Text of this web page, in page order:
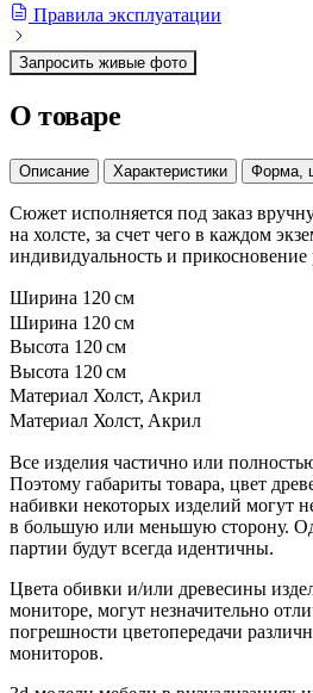
Правила эксплуатации
Запросить живые фото
О товаре
Описание Характеристики Форма,
Сюжет исполняется под заказ
на холсте, за счет чего в каждом
индивидуальность и
Ширина 120 см
Ширина 120 см
Высота 120 см
Высота 120 см
Материал Холст, Акрил
Материал Холст, Акрил
Все изделия частично или
Поэтому габариты товара, цвет
набивки некоторых изделий могут
в большую или меньшую сторону.
партии будут всегда идентичны.
Цвета обивки и/или древесины
мониторе, могут незначительно
погрешности цветопередачи
мониторов.